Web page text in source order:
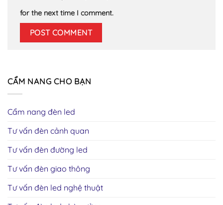
CẨM NANG CHO BẠN
Cẩm nang đèn led
Tư vấn đèn cảnh quan
Tư vấn đèn đường led
Tư vấn đèn giao thông
Tư vấn đèn led nghệ thuật
for the next time I comment.